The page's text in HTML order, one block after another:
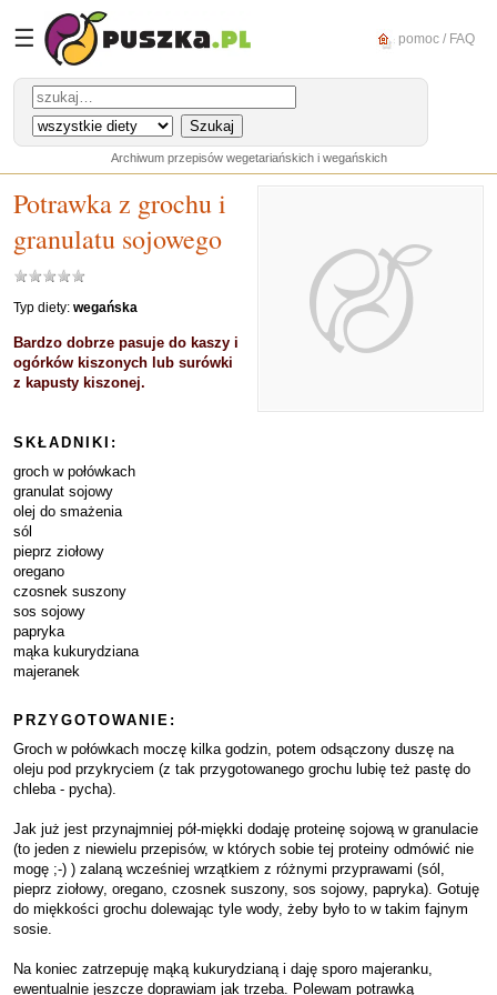
☰ pomoc / FAQ
Archiwum przepisów wegetariańskich i wegańskich
Potrawka z grochu i
granulatu sojowego
Typ diety: wegańska
Bardzo dobrze pasuje do kaszy i
ogórków kiszonych lub surówki
z kapusty kiszonej.
SKŁADNIKI:
groch w połówkach
granulat sojowy
olej do smażenia
sól
pieprz ziołowy
oregano
czosnek suszony
sos sojowy
papryka
mąka kukurydziana
majeranek
PRZYGOTOWANIE:
Groch w połówkach moczę kilka godzin, potem odsączony duszę na
oleju pod przykryciem (z tak przygotowanego grochu lubię też pastę do
chleba - pycha).
Jak już jest przynajmniej pół-miękki dodaję proteinę sojową w granulacie
(to jeden z niewielu przepisów, w których sobie tej proteiny odmówić nie
mogę ;-) ) zalaną wcześniej wrzątkiem z różnymi przyprawami (sól,
pieprz ziołowy, oregano, czosnek suszony, sos sojowy, papryka). Gotuję
do miękkości grochu dolewając tyle wody, żeby było to w takim fajnym
sosie.
Na koniec zatrzepuję mąką kukurydzianą i daję sporo majeranku,
ewentualnie jeszcze doprawiam jak trzeba. Polewam potrawką